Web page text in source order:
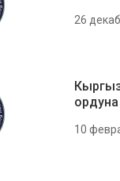
26
10